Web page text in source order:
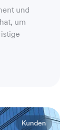
und
um
Kunden